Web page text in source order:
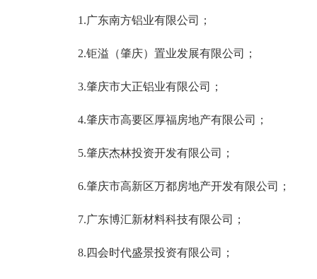
1.广东南方铝业有限公司；
2.钜溢（肇庆）置业发展有限公司；
3.肇庆市大正铝业有限公司；
4.肇庆市高要区厚福房地产有限公司；
5.肇庆杰林投资开发有限公司；
6.肇庆市高新区万都房地产开发有限公司；
7.广东博汇新材料科技有限公司；
8.四会时代盛景投资有限公司；